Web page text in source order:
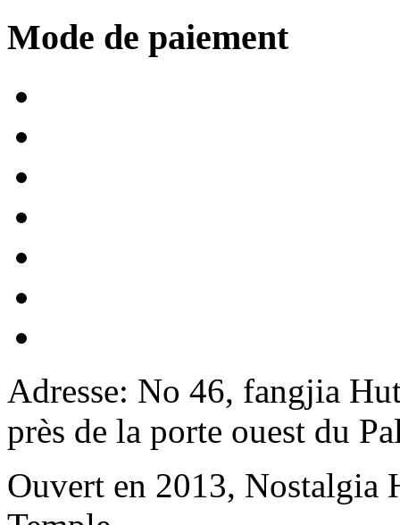
Mode de paiement
Adresse: No 46, fangjia
près de la porte ouest du
Ouvert en 2013, Nostalgia